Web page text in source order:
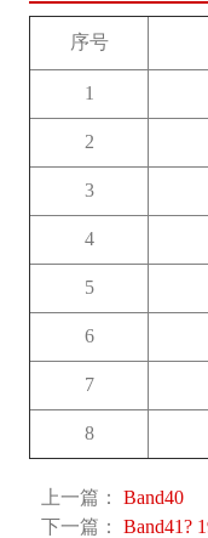
序号
1
2
3
4
5
6
7
8
上一篇： Band40
下一篇： Band41?